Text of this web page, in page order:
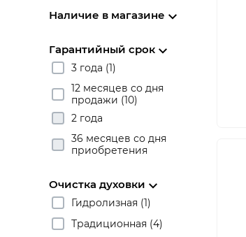
Наличие в магазине
Гарантийный срок
3 года (1)
12 месяцев со дня
продажи (10)
2 года
36 месяцев со дня
приобретения
Очистка духовки
Гидролизная (1)
Традиционная (4)